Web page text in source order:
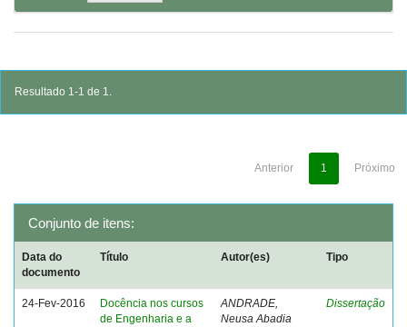
Resultado 1-1 de 1.
Anterior 1 Próximo
Conjunto de itens:
Data do
documento
Título Autor(es) Tipo
24-Fev-2016
Docência nos cursos
de Engenharia e a
ANDRADE,
Neusa Abadia
Dissertação